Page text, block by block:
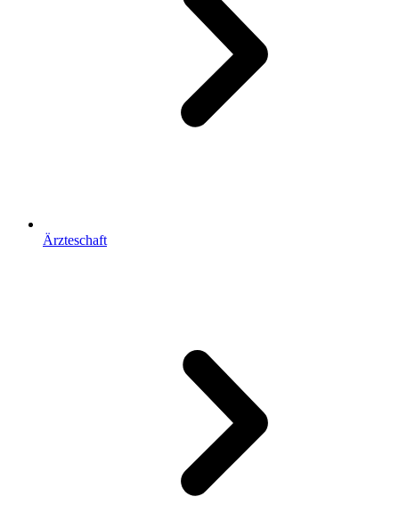
Ärzteschaft